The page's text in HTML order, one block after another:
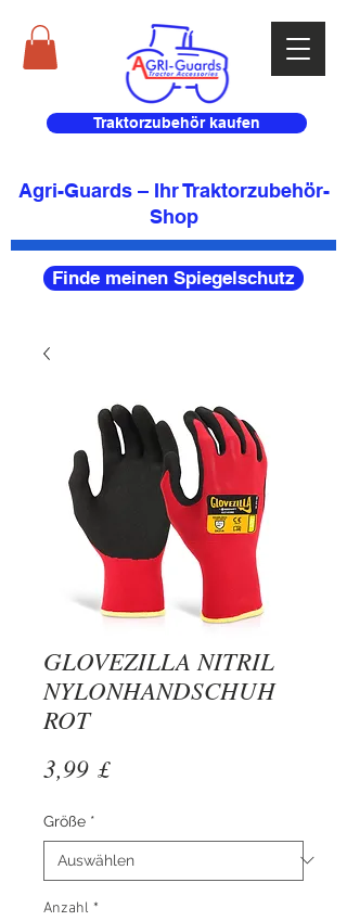
Traktorzubehör kaufen
Agri-Guards – Ihr Traktorzubehör-
Shop
Finde meinen Spiegelschutz
GLOVEZILLA NITRIL
NYLONHANDSCHUH
ROT
3,99 £Preis
Größe *
Anzahl *